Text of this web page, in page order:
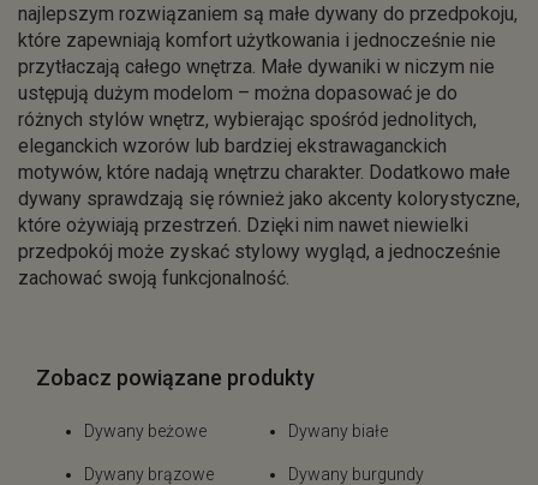
najlepszym rozwiązaniem są małe dywany do przedpokoju,
które zapewniają komfort użytkowania i jednocześnie nie
przytłaczają całego wnętrza. Małe dywaniki w niczym nie
ustępują dużym modelom – można dopasować je do
różnych stylów wnętrz, wybierając spośród jednolitych,
eleganckich wzorów lub bardziej ekstrawaganckich
motywów, które nadają wnętrzu charakter. Dodatkowo małe
dywany sprawdzają się również jako akcenty kolorystyczne,
które ożywiają przestrzeń. Dzięki nim nawet niewielki
przedpokój może zyskać stylowy wygląd, a jednocześnie
zachować swoją funkcjonalność.
Zobacz powiązane produkty
Dywany beżowe Dywany białe
Dywany brązowe Dywany burgundy